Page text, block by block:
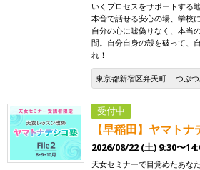
いくプロセスをサポートする
本音で話せる安心の場、学校
自分の心に嘘偽りなく、本当
間。自分自身の殻を破って、
れ！
東京都新宿区弁天町 つぶ
受付中
【早稲田】ヤマト
2026/08/22 (土) 9:30〜
天女セミナーで目覚めたあな